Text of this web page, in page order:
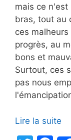
mais ce n'est
bras, tout au
ces
progrès, au
bons et
Surtout, ces
pas nous
Lire la suite